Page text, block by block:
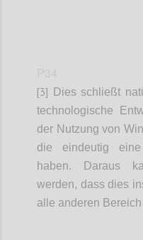
[3]
Dies schließt
technologische
der Nutzung von
die eindeutig eine
haben. Daraus
werden, dass dies
alle anderen